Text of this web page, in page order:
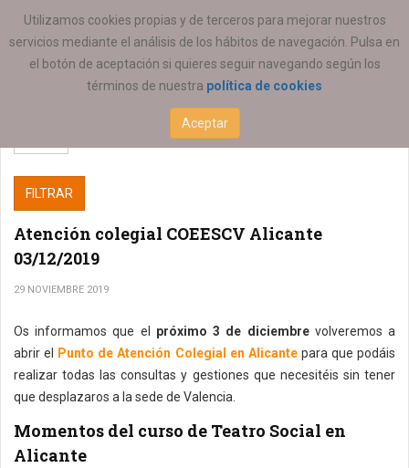
Utilizamos cookies propias y de terceros para mejorar nuestros
servicios mediante el análisis de los hábitos de navegación. Pulsa en
el botón de aceptación si quieres seguir navegando según los
términos de nuestra política de cookies
Aceptar
ESTÁ AQUÍ:
FILTRAR
Atención colegial COEESCV Alicante
03/12/2019
29 NOVIEMBRE 2019
Os informamos que el próximo 3 de diciembre volveremos a
abrir el
Punto de Atención Colegial en Alicantepara que podáis
realizar todas las consultas y gestiones que necesitéis sin tener
que desplazaros a la sede de Valencia.
Momentos del curso de Teatro Social en
Alicante